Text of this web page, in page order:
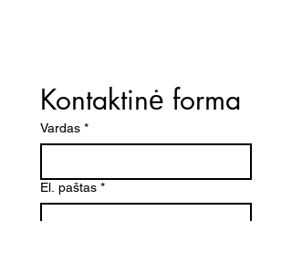
Kontaktinė forma
Vardas *
El. paštas *